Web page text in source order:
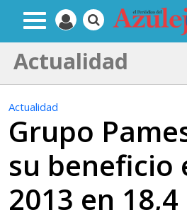
Actualidad
Actualidad
Grupo
su beneficio
2013 en